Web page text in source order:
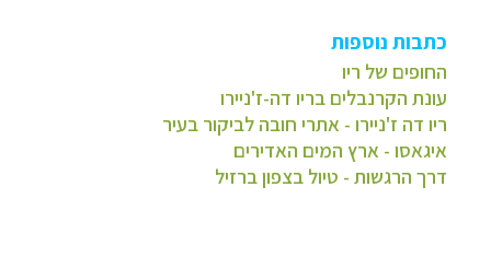
כתבות נוספות
החופים של ריו
עונת הקרנבלים בריו דה-ז'ניירו
ריו דה ז'ניירו - אתרי חובה לביקור בעיר
איגאסו - ארץ המים האדירים
דרך הרגשות - טיול בצפון ברזיל